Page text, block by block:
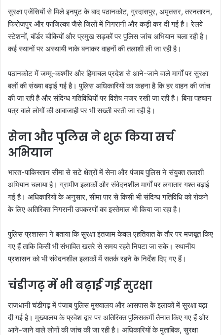
सुरक्षा एजेंसियों से मिले इनपुट के बाद पठानकोट, गुरदासपुर, अमृतसर, तरनतारन,
फिरोजपुर और फाजिल्का जैसे जिलों में निगरानी और कड़ी कर दी गई है। रेलवे
स्टेशनों, बॉर्डर चौकियों और प्रमुख सड़कों पर पुलिस जांच अभियान चला रही है।
कई स्थानों पर अस्थायी नाके बनाकर वाहनों की तलाशी ली जा रही है।
पठानकोट में जम्मू-कश्मीर और हिमाचल प्रदेश से आने-जाने वाले मार्गों पर सुरक्षा
बलों की संख्या बढ़ाई गई है। पुलिस अधिकारियों का कहना है कि हर वाहन की जांच
की जा रही है और संदिग्ध गतिविधियों पर विशेष नजर रखी जा रही है। बिना पहचान
पत्र वाले लोगों की आवाजाही पर भी सख्ती बरती जा रही है।
सेना और पुलिस ने शुरू किया सर्च
अभियान
भारत-पाकिस्तान सीमा से सटे क्षेत्रों में सेना और पंजाब पुलिस ने संयुक्त तलाशी
अभियान चलाया है। ग्रामीण इलाकों और संवेदनशील मार्गों पर लगातार गश्त बढ़ाई
गई है। अधिकारियों के अनुसार, सीमा पार से किसी भी संदिग्ध गतिविधि को रोकने
के लिए अतिरिक्त निगरानी उपकरणों का इस्तेमाल भी किया जा रहा है।
पुलिस प्रशासन ने बताया कि सुरक्षा इंतजाम केवल एहतियात के तौर पर मजबूत किए
गए हैं ताकि किसी भी संभावित खतरे से समय रहते निपटा जा सके। स्थानीय
प्रशासन को भी संवेदनशील इलाकों में सतर्क रहने के निर्देश दिए गए हैं।
चंडीगढ़ में भी बढ़ाई गई सुरक्षा
राजधानी चंडीगढ़ में पंजाब पुलिस मुख्यालय और आसपास के इलाकों में सुरक्षा बढ़ा
दी गई है। मुख्यालय के प्रवेश द्वार पर अतिरिक्त पुलिसकर्मी तैनात किए गए हैं और
आने-जाने वाले लोगों की जांच की जा रही है। अधिकारियों के मुताबिक, सुरक्षा